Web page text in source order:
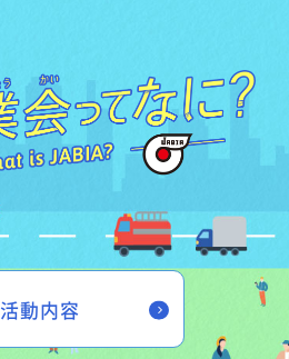
活動内容